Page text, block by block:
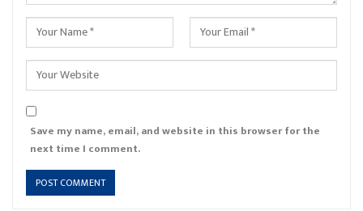
Save my name, email, and website in this browser for the
next time I comment.